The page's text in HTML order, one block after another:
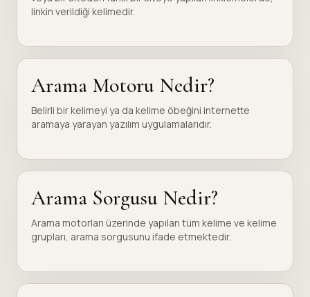
linkin verildiği kelimedir.
Arama Motoru Nedir?
Belirli bir kelimeyi ya da kelime öbeğini internette
aramaya yarayan yazılım uygulamalarıdır.
Arama Sorgusu Nedir?
Arama motorları üzerinde yapılan tüm kelime ve kelime
grupları, arama sorgusunu ifade etmektedir.